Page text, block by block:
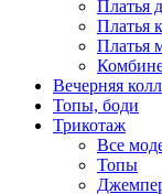
Платья
Платья
Платья
Вечерняя
Топы, боди
Трикотаж
Все
Топы